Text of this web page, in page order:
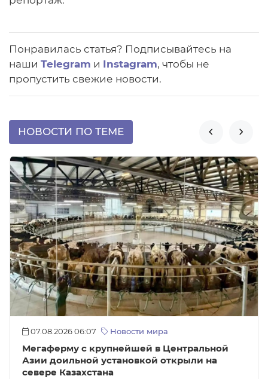
Понравилась статья? Подписывайтесь на
наши Telegram и Instagram, чтобы не
пропустить свежие новости.
НОВОСТИ ПО ТЕМЕ  
07.08.2026 06:07 Новости мира
Мегаферму с крупнейшей в Центральной
Азии доильной установкой открыли на
севере Казахстана